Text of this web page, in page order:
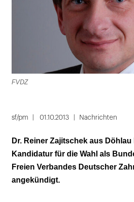
FVDZ
sf/pm 01.10.2013 Nachrichten
Dr. Reiner Zajitschek aus
Kandidatur für die Wahl als
Freien Verbandes Deutscher
angekündigt.